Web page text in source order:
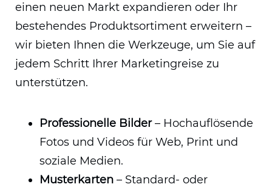
einen neuen Markt expandieren oder Ihr
bestehendes Produktsortiment erweitern –
wir bieten Ihnen die Werkzeuge, um Sie auf
jedem Schritt Ihrer Marketingreise zu
unterstützen.
Professionelle Bilder– Hochauflösende
Fotos und Videos für Web, Print und
soziale Medien.
Musterkarten – Standard- oder